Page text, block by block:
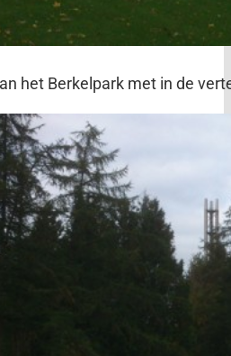
het Berkelpark met in de